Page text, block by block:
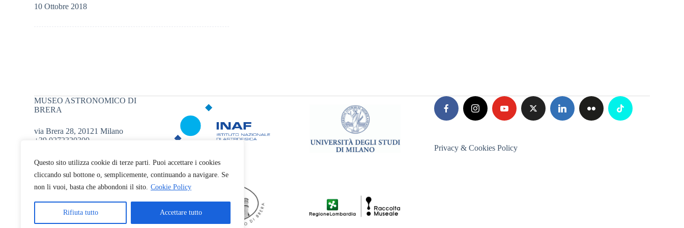
Questo sito utilizza cookie di terze parti. Puoi accettare i cookies
cliccando sul bottone o, semplicemente, continuando a navigare. Se
non li vuoi, basta che abbondoni il sito. Cookie Policy
Rifiuta tutto Accettare tutto
10 Ottobre 2018
MUSEO ASTRONOMICO DI
BRERA
via Brera 28, 20121 Milano
+39 0272320300
Privacy & Cookies Policy